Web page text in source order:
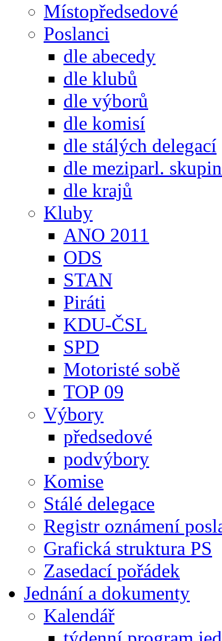
Místopředsedové
Poslanci
dle abecedy
dle klubů
dle výborů
dle komisí
dle stálých delegací
dle meziparl. skupin
dle krajů
Kluby
ANO 2011
ODS
STAN
Piráti
KDU-ČSL
SPD
Motoristé sobě
TOP 09
Výbory
předsedové
podvýbory
Komise
Stálé delegace
Registr oznámení
Grafická struktura PS
Zasedací pořádek
Jednání a dokumenty
Kalendář